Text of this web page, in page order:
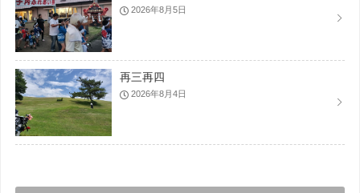
2026年8月5日
再三再四
2026年8月4日